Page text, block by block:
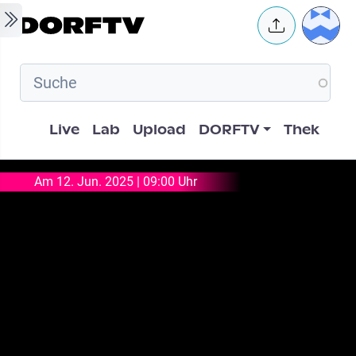
Skip to main content User
Hauptnavigation
Live Lab Upload DORFTV Thek
Am 12. Jun. 2025 | 09:00 Uhr